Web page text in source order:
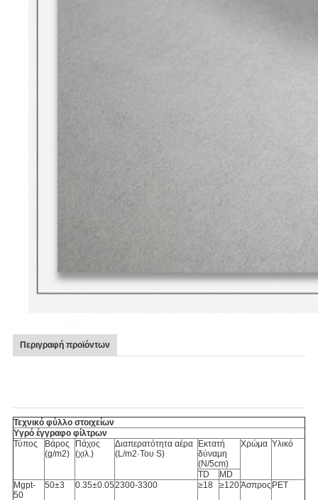
Περιγραφή προϊόντων
Τεχνικό φύλλο στοιχείων
Υγρό έγγραφο φίλτρων
Τύπος
Βάρος
(g/m2)
Πάχος
(χιλ.)
Διαπερατότητα αέρα
(L/m2·Του S)
Εκτατή
δύναμη
(N/5cm)
Χρώμα Υλικό
TD
MD
Mgpt-
50
50±3 0.35±0.052300-3300 ≥18 ≥120Άσπρος PET